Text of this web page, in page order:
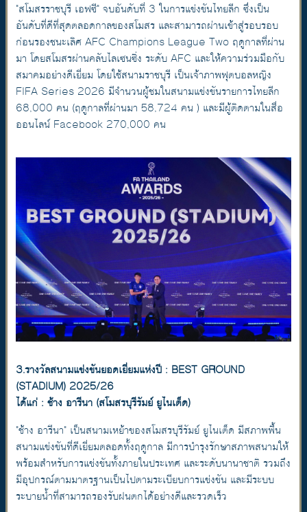
"สโมสรราชบุรี เอฟซี" จบอันดับที่ 3 ในการแข่งขันไทยลีก ซึ่งเป็น
อันดับที่ดีที่สุดตลอดกาลของสโมสร และสามารถผ่านเข้าสู่รอบรอบ
ก่อนรองชนะเลิศ AFC Champions League Two ฤดูกาลที่ผ่าน
มา โดยสโมสรผ่านคลับไลเซนซิ่ง ระดับ AFC และให้ความร่วมมือกับ
สมาคมอย่างดีเยี่ยม โดยใช้สนามราชบุรี เป็นเจ้าภาพฟุตบอลหญิง
FIFA Series 2026 มีจำนวนผู้ชมในสนามแข่งขันรายการไทยลีก
68,000 คน (ฤดูกาลที่ผ่านมา 58,724 คน ) และมีผู้ติดตามในสื่อ
ออนไลน์ Facebook 270,000 คน
3.รางวัลสนามแข่งขันยอดเยี่ยมแห่งปี : BEST GROUND
(STADIUM) 2025/26
ได้แก่ : ช้าง อารีนา (สโมสรบุรีรัมย์ ยูไนเต็ด)
"ช้าง อารีนา" เป็นสนามเหย้าของสโมสรบุรีรัมย์ ยูไนเต็ด มีสภาพพื้น
สนามแข่งขันที่ดีเยี่ยมตลอดทั้งฤดูกาล มีการบำรุงรักษาสภาพสนามให้
พร้อมสำหรับการแข่งขันทั้งภายในประเทศ และระดับนานาชาติ รวมถึง
มีอุปกรณ์ตามมาตรฐานเป็นไปตามระเบียบการแข่งขัน และมีระบบ
ระบายน้ำที่สามารถรองรับฝนตกได้อย่างดีและรวดเร็ว